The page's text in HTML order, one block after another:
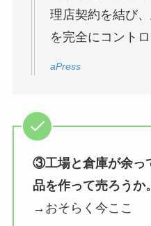
理店契約を結び
を完全にコント
aPress
③工場と倉庫が余っ
品を作って売ろうか。
→おそらく今ここ